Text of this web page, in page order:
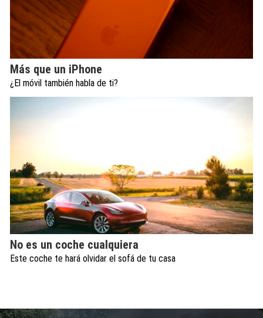
Más que un iPhone
¿El móvil también habla de ti?
No es un coche cualquiera
Este coche te hará olvidar el sofá de tu casa